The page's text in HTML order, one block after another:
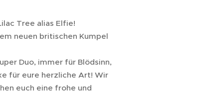
Tree alias Elfie!
neuen britischen Kumpel
Duo, immer für Blödsinn,
für eure herzliche Art! Wir
euch eine frohe und